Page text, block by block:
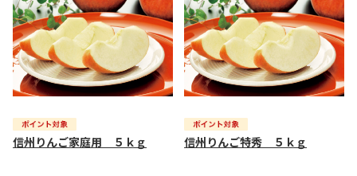
信州りんご家庭用 ５ｋｇ 信州りんご特秀 ５ｋｇ